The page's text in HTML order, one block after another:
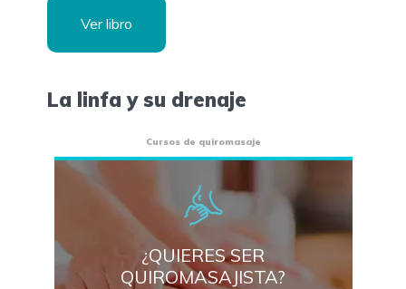
Ver libro
La linfa y su drenaje
Cursos de quiromasaje
¿QUIERES SER
QUIROMASAJISTA?